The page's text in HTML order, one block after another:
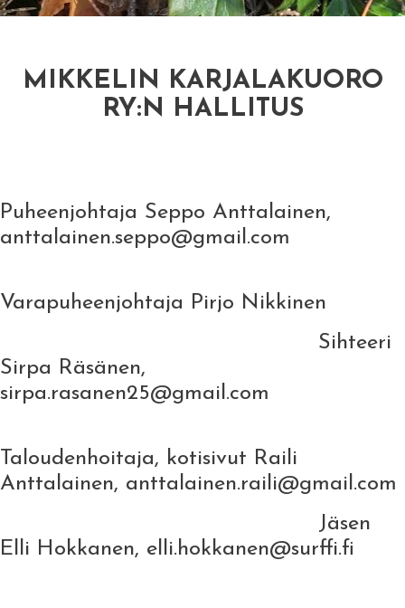
MIKKELIN KARJALAKUORO
RY:N HALLITUS
Puheenjohtaja Seppo Anttalainen,
anttalainen.seppo@gmail.com
Varapuheenjohtaja Pirjo Nikkinen
Sihteeri
Sirpa Räsänen,
sirpa.rasanen25@gmail.com
Taloudenhoitaja, kotisivut Raili
Anttalainen, anttalainen.raili@gmail.com
Jäsen
Elli Hokkanen, elli.hokkanen@surffi.fi